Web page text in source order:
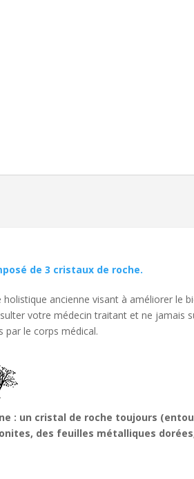
de 3 cristaux de roche.
ancienne visant à améliorer le
votre médecin traitant et ne jamais
par le corps médical.
: un cristal de roche toujours
des feuilles métalliques